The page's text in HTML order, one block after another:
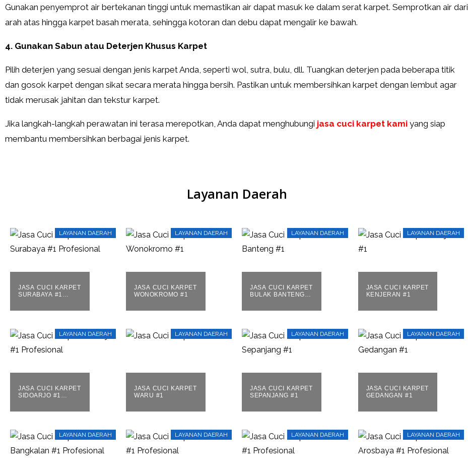
Gunakan penyemprot air bertekanan tinggi untuk memastikan air dapat masuk ke dalam serat karpet. Semprotkan air dari
arah atas hingga karpet basah merata, sehingga kotoran dan debu dapat mengalir ke bawah.
4. Gunakan Sabun atau Deterjen Khusus Karpet
Pilih deterjen yang sesuai dengan jenis karpet Anda, seperti wol, sutra, bulu, dll. Tuangkan deterjen pada beberapa titik
dan gosok karpet dengan sikat secara merata hingga bersih. Pastikan untuk membersihkan karpet dengan lembut agar
tidak merusak jahitan dan tekstur karpet.
Jika langkah-langkah perawatan ini terasa merepotkan, Anda dapat menghubungi jasa cuci karpet kami yang siap
membantu membersihkan berbagai jenis karpet.
Layanan Daerah
LAYANAN DAERAH
JASA CUCI KARPET
SURABAYA #1
LAYANAN DAERAH
JASA CUCI KARPET
WONOKROMO #1
LAYANAN DAERAH
JASA CUCI KARPET
BULAK BANTENG
LAYANAN DAERAH
JASA CUCI KARPET
KENJERAN #1
LAYANAN DAERAH
JASA CUCI KARPET
SIDOARJO #1
LAYANAN DAERAH
JASA CUCI KARPET
WARU #1
LAYANAN DAERAH
JASA CUCI KARPET
SEPANJANG #1
LAYANAN DAERAH
JASA CUCI KARPET
GEDANGAN #1
LAYANAN DAERAH LAYANAN DAERAH LAYANAN DAERAH LAYANAN DAERAH